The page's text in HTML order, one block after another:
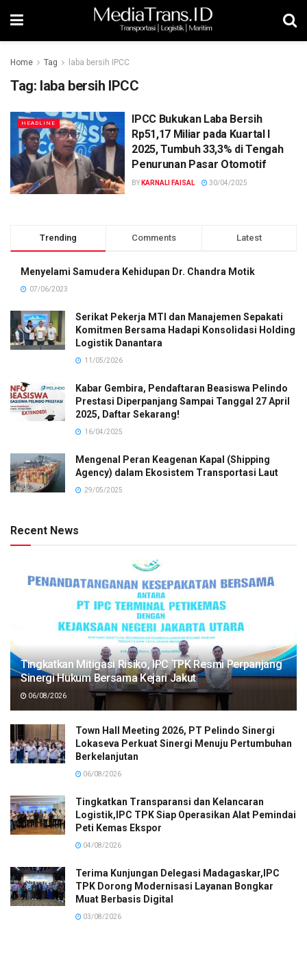
Home Tag laba bersih IPCC
Tag: laba bersih IPCC
HEADLINE
IPCC Bukukan Laba Bersih
Rp51,17 Miliar pada Kuartal I
2025, Tumbuh 33,3% di Tengah
Penurunan Pasar Otomotif
BY KARNALI FAISAL 30/04/2025
Trending Comments Latest
Menyelami Samudera Kehidupan Dr. Chandra Motik
07/06/2023
Serikat Pekerja MTI dan Manajemen Sepakati
Komitmen Bersama Hadapi Konsolidasi Holding
Logistik Danantara
11/05/2026
Kabar Gembira, Pendaftaran Beasiswa Pelindo
Prestasi Diperpanjang Sampai Tanggal 27 April
2025, Daftar Sekarang!
16/04/2025
Mengenal Peran Keagenan Kapal (Shipping
Agency) dalam Ekosistem Transportasi Laut
29/05/2025
Recent News
Tingkatkan Mitigasi Risiko, IPC TPK Resmi Perpanjang
Sinergi Hukum Bersama Kejari Jakut
06/08/2026
Town Hall Meeting 2026, PT Pelindo Sinergi
Lokaseva Perkuat Sinergi Menuju Pertumbuhan
Berkelanjutan
06/08/2026
Tingkatkan Transparansi dan Kelancaran
Logistik,IPC TPK Siap Operasikan Alat Pemindai
Peti Kemas Ekspor
04/08/2026
Terima Kunjungan Delegasi Madagaskar,IPC
TPK Dorong Modernisasi Layanan Bongkar
Muat Berbasis Digital
03/08/2026